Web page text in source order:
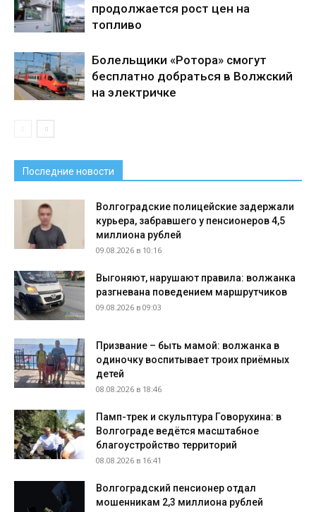
продолжается рост цен на
топливо
Болельщики «Ротора» смогут
бесплатно добраться в Волжский
на электричке
Последние новости
Волгоградские полицейские задержали
курьера, забравшего у пенсионеров 4,5
миллиона рублей
09.08.2026 в 10:16
Выгоняют, нарушают правила: волжанка
разгневана поведением маршрутчиков
09.08.2026 в 09:03
Призвание – быть мамой: волжанка в
одиночку воспитывает троих приёмных
детей
08.08.2026 в 18:46
Памп-трек и скульптура Говорухина: в
Волгограде ведётся масштабное
благоустройство территорий
08.08.2026 в 16:41
Волгоградский пенсионер отдал
мошенникам 2,3 миллиона рублей